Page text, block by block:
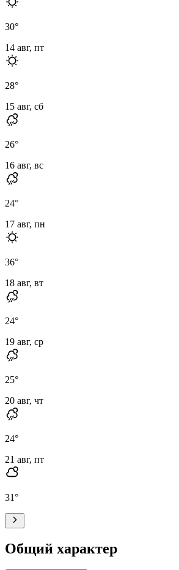
30°
14 авг, пт
28°
15 авг, сб
26°
16 авг, вс
24°
17 авг, пн
36°
18 авг, вт
24°
19 авг, ср
25°
20 авг, чт
24°
21 авг, пт
31°
Общий характер